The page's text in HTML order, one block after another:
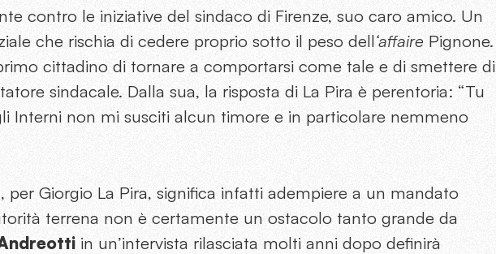
contro le iniziative del sindaco di Firenze, suo caro amico. Un
che rischia di cedere proprio sotto il peso dell‘affaire Pignone.
cittadino di tornare a comportarsi come tale e di smettere di
sindacale. Dalla sua, la risposta di La Pira è perentoria: “Tu
Interni non mi susciti alcun timore e in particolare nemmeno
per Giorgio La Pira, significa infatti adempiere a un mandato
terrena non è certamente un ostacolo tanto grande da
in un’intervista rilasciata molti anni dopo definirà